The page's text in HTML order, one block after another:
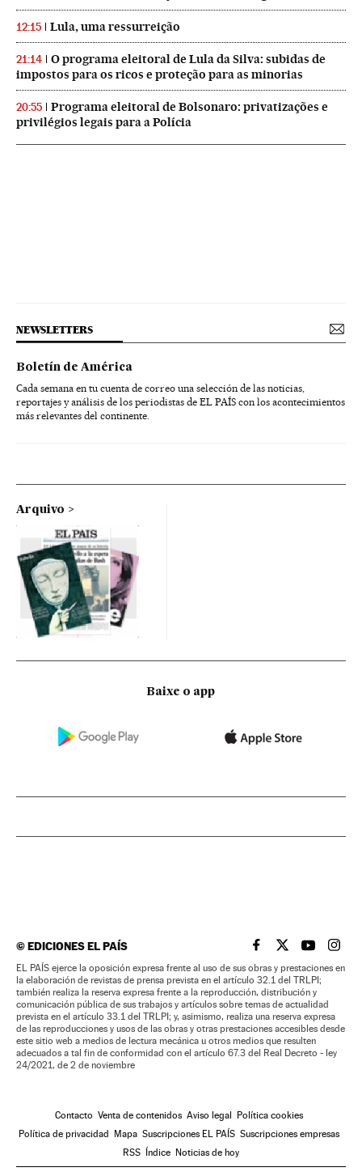
12:15 Lula, uma ressurreição
21:14
O programa eleitoral de Lula da Silva: subidas de
impostos para os ricos e proteção para as minorias
20:55
Programa eleitoral de Bolsonaro: privatizações e
privilégios legais para a Polícia
NEWSLETTERS
Boletín de América
Cada semana en tu cuenta de correo una selección de las noticias,
reportajes y análisis de los periodistas de EL PAÍS con los acontecimientos
más relevantes del continente.
Arquivo
Baixe o app
©EDICIONES EL PAÍS EL PAÍS BRASIL EN
EL PAÍSEL PAÍS
EL
EL PAÍS ejerce la oposición expresa frente al uso de sus obras y prestaciones en
la elaboración de revistas de prensa prevista en el artículo 32.1 del TRLPI;
también realiza la reserva expresa frente a la reproducción, distribución y
comunicación pública de sus trabajos y artículos sobre temas de actualidad
prevista en el artículo 33.1 del TRLPI; y, asimismo, realiza una reserva expresa
de las reproducciones y usos de las obras y otras prestaciones accesibles desde
este sitio web a medios de lectura mecánica u otros medios que resulten
adecuados a tal fin de conformidad con el artículo 67.3 del Real Decreto - ley
24/2021, de 2 de noviembre
Contacto Venta de contenidos Aviso legal Política cookies
Política de privacidad Mapa Suscripciones EL PAÍS Suscripciones empresas
RSS Índice Noticias de hoy